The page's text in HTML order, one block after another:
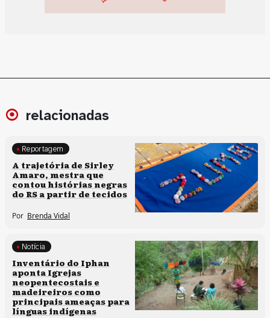
relacionadas
Memória e patrimônio
Reportagem
A trajetória de Sirley
Amaro, mestra que
contou histórias negras
do RS a partir de tecidos
Por Brenda Vidal
Memória e patrimônio
Notícia
Inventário do Iphan
aponta Igrejas
neopentecostais e
madeireiros como
principais ameaças para
línguas indígenas